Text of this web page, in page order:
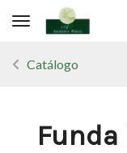
Toggle navigation
Catálogo
Funda